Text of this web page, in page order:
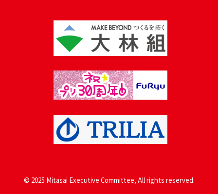
© 2025 Mitasai Executive Committee, All rights reserved.